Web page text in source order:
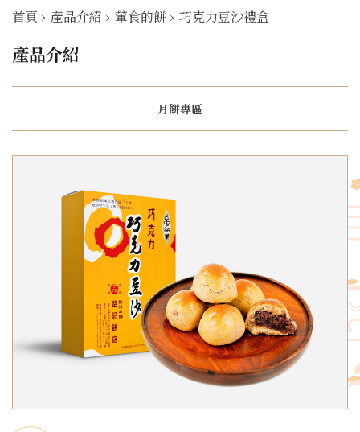
首頁 › 產品介紹 › 葷食的餅 › 巧克力豆沙禮盒
產品介紹
月餅專區